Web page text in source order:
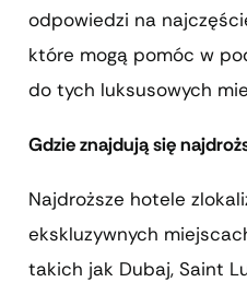
odpowiedzi na
które mogą pomóc w
do tych luksusowych
Gdzie znajdują się
Najdroższe hotele
ekskluzywnych
takich jak Dubaj, Saint